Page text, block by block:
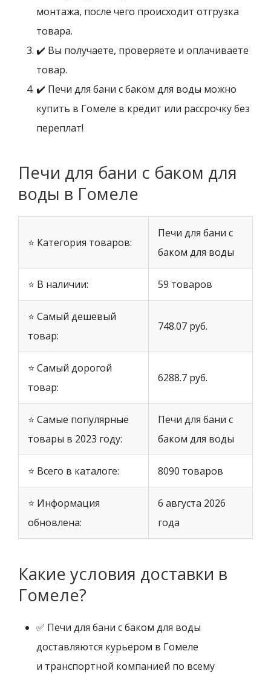
монтажа, после чего происходит отгрузка
товара.
✔️ Вы получаете, проверяете и оплачиваете
товар.
✔️ Печи для бани с баком для воды можно
купить в Гомеле в кредит или рассрочку без
переплат!
Печи для бани с баком для
воды в Гомеле
⭐ Категория товаров:
Печи для бани с
баком для воды
⭐ В наличии: 59 товаров
⭐ Самый дешевый
товар:
748.07 руб.
⭐ Самый дорогой
товар:
6288.7 руб.
⭐ Самые популярные
товары в 2023 году:
Печи для бани с
баком для воды
⭐ Всего в каталоге: 8090 товаров
⭐ Информация
обновлена:
6 августа 2026
года
Какие условия доставки в
Гомеле?
✅ Печи для бани с баком для воды
доставляются курьером в Гомеле
и транспортной компанией по всему